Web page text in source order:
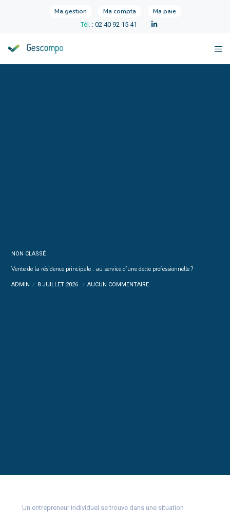
Ma gestion Ma compta Ma paie
Tél. : 02 40 92 15 41
NON CLASSÉ
Vente de la résidence principale : au service d’une dette professionnelle ?
ADMIN 8 JUILLET 2026 AUCUN COMMENTAIRE
Un entrepreneur individuel se trouve dans une situation